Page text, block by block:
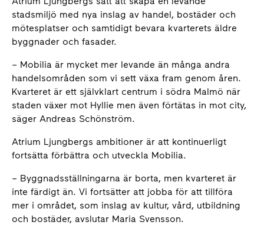
stadsmiljö med nya inslag av handel, bostäder och
mötesplatser och samtidigt bevara kvarterets äldre
byggnader och fasader.
– Mobilia är mycket mer levande än många andra
handelsområden som vi sett växa fram genom åren.
Kvarteret är ett självklart centrum i södra Malmö när
staden växer mot Hyllie men även förtätas in mot city,
säger Andreas Schönström.
Atrium Ljungbergs ambitioner är att kontinuerligt
fortsätta förbättra och utveckla Mobilia.
– Byggnadsställningarna är borta, men kvarteret är
inte färdigt än. Vi fortsätter att jobba för att tillföra
mer i området, som inslag av kultur, vård, utbildning
och bostäder, avslutar Maria Svensson.